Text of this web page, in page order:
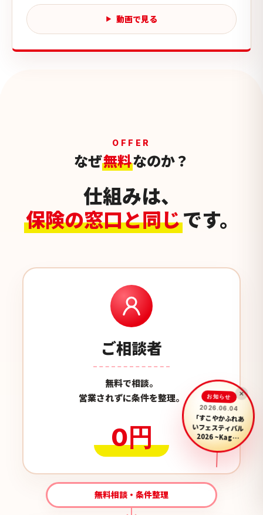
×
お知らせ
2026.06.04
「すこやかふれあ
いフェスティバル
2026 ~Kag…
動画で見る
OFFER
なぜ無料なのか？
仕組みは、
保険の窓口と同じです。
ご相談者
無料で相談。
営業されずに条件を整理。
0円
無料相談・条件整理
無料相談を予約する LINEで気軽に相談する